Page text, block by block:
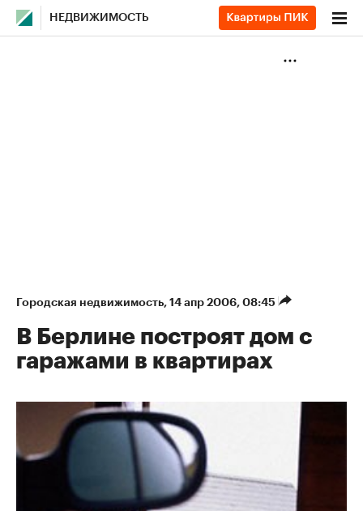
НЕДВИЖИМОСТЬ
Городская недвижимость⁠, 14 апр 2006, 08:45
В Берлине построят дом с
гаражами в квартирах